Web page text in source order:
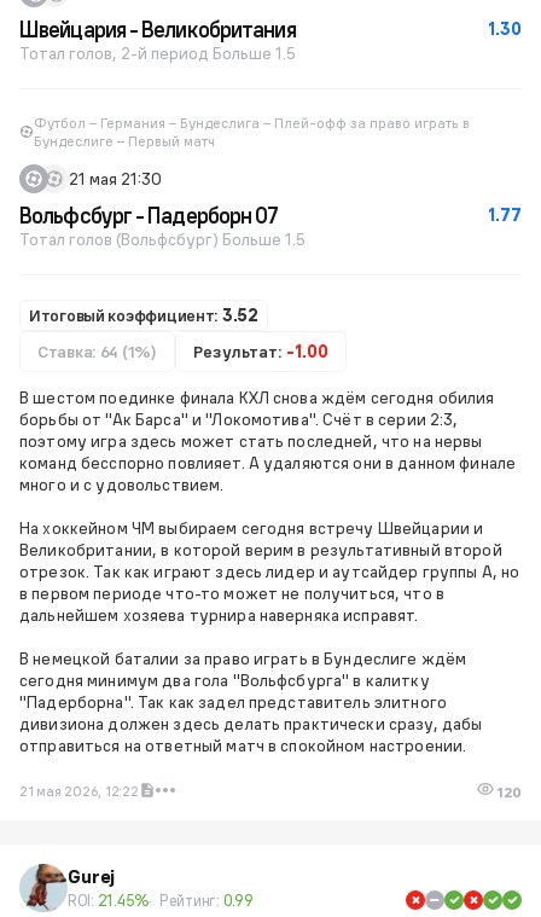
1.30
Швейцария - Великобритания
Тотал голов, 2-й период Больше 1.5
Футбол – Германия – Бундеслига – Плей-офф за право играть в
Бундеслиге – Первый матч
21 мая 21:30
1.77
Вольфсбург - Падерборн 07
Тотал голов (Вольфсбург) Больше 1.5
Итоговый коэффициент: 3.52
Ставка: 64 (1%)
Результат: -1.00
В шестом поединке финала КХЛ снова ждём сегодня обилия
борьбы от "Ак Барса" и "Локомотива". Счёт в серии 2:3,
поэтому игра здесь может стать последней, что на нервы
команд бесспорно повлияет. А удаляются они в данном финале
много и с удовольствием.
На хоккейном ЧМ выбираем сегодня встречу Швейцарии и
Великобритании, в которой верим в результативный второй
отрезок. Так как играют здесь лидер и аутсайдер группы А, но
в первом периоде что-то может не получиться, что в
дальнейшем хозяева турнира наверняка исправят.
В немецкой баталии за право играть в Бундеслиге ждём
сегодня минимум два гола "Вольфсбурга" в калитку
"Падерборна". Так как задел представитель элитного
дивизиона должен здесь делать практически сразу, дабы
отправиться на ответный матч в спокойном настроении.
21 мая 2026, 12:22 120
Gurej
ROI: 21.45% Рейтинг: 0.99